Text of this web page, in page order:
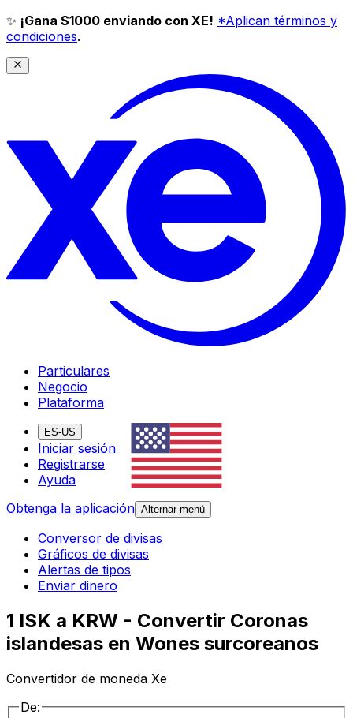
✨ ¡Gana $1000 enviando con XE! *Aplican términos y
condiciones.
Particulares
Negocio
Plataforma
ES-US
Iniciar sesión
Registrarse
Ayuda
Obtenga la aplicación Alternar menú
Conversor de divisas
Gráficos de divisas
Alertas de tipos
Enviar dinero
1 ISK a KRW - Convertir Coronas
islandesas en Wones surcoreanos
Convertidor de moneda Xe
De: